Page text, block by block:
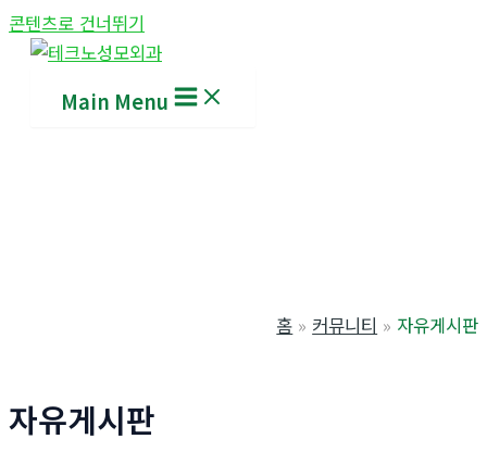
콘텐츠로 건너뛰기
Main Menu
홈 커뮤니티 자유게시판
자유게시판